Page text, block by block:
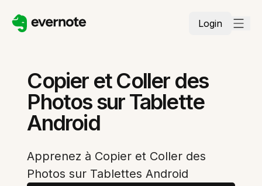
Login
Copier et Coller des
Photos sur Tablette
Android
Apprenez à Copier et Coller des
Photos sur Tablettes Android